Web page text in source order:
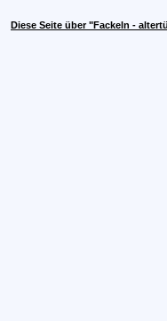
Diese Seite über "Fackeln -